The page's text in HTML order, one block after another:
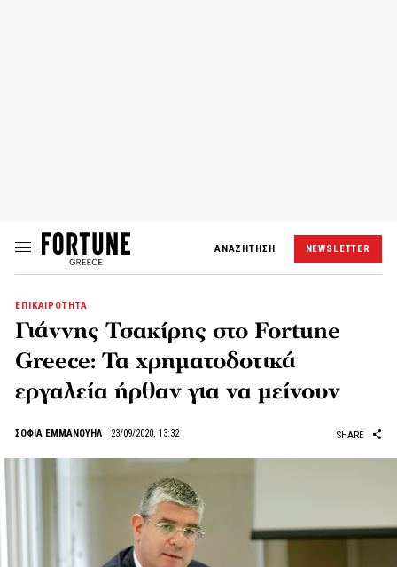
ΑΝΑΖΗΤΗΣΗ NEWSLETTER
ΕΠΙΚΑΙΡΟΤΗΤΑ
Γιάννης Τσακίρης στο Fortune
Greece: Τα χρηματοδοτικά
εργαλεία ήρθαν για να μείνουν
ΣΟΦΙΑ ΕΜΜΑΝΟΥΗΛ 23/09/2020, 13:32 SHARE